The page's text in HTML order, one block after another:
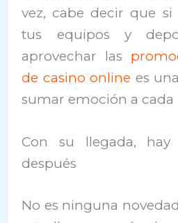
vez, cabe decir que si
tus equipos y
aprovechar las
de casino online es
sumar emoción a cada
Con su llegada,
después
No es ninguna